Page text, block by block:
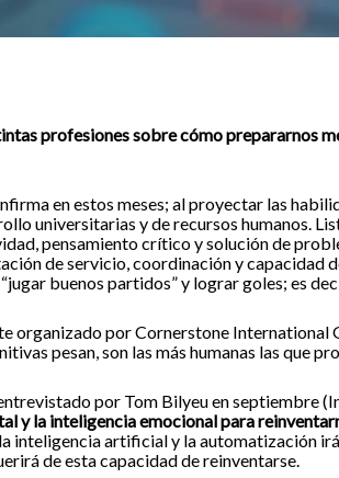
profesiones sobre cómo prepararnos
en estos meses; al proyectar las
universitarias y de recursos humanos.
pensamiento crítico y solución de
de servicio, coordinación y capacidad
buenos partidos” y lograr goles; es
organizado por Cornerstone
pesan, son las más humanas las que
por Tom Bilyeu en septiembre
y la inteligencia emocional para
inteligencia artificial y la automatización
de esta capacidad de reinventarse.